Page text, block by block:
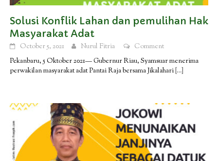
Solusi Konflik Lahan dan pemulihan Hak
Masyarakat Adat
October 5, 2021 Nurul Fitria
Comment
Pekanbaru, 5 Oktober 2021— Gubernur Riau, Syamsuar menerima
perwakilan masyarakat adat Pantai Raja bersama Jikalahari […]